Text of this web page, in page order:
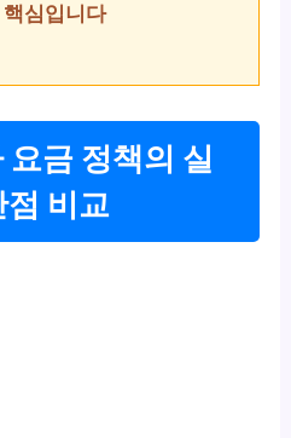
심입니다
금 정책의 실
비교